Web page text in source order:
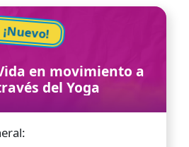
¡Nuevo!
en movimiento a
del Yoga